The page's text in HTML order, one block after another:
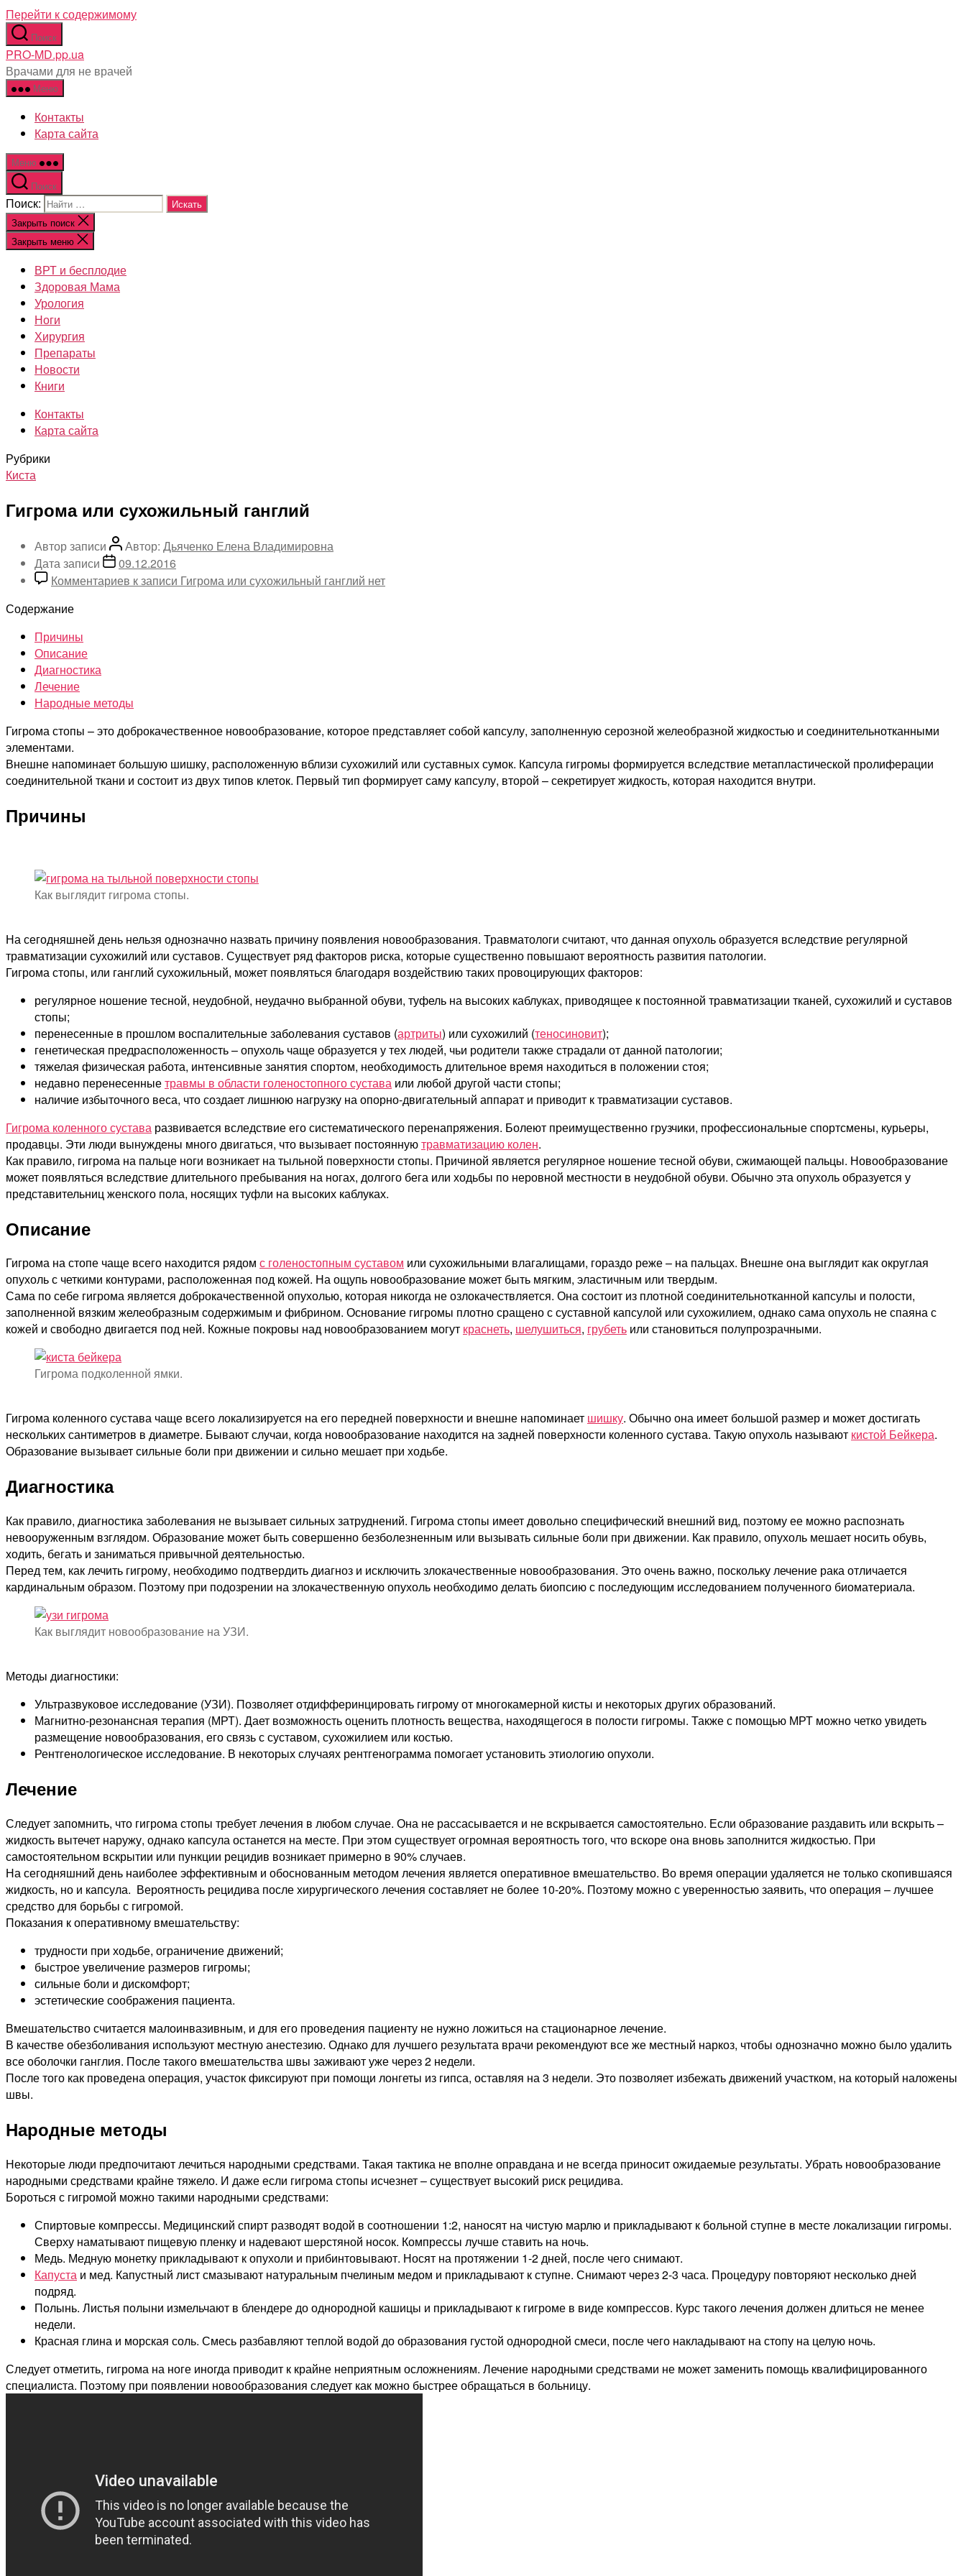
Перейти к содержимому
Поиск
PRO-MD.pp.ua
Врачами для не врачей
Меню
Контакты
Карта сайта
Меню
Поиск
Поиск:
Закрыть поиск
Закрыть меню
ВРТ и бесплодие
Здоровая Мама
Урология
Ноги
Хирургия
Препараты
Новости
Книги
Контакты
Карта сайта
Рубрики
Киста
Гигрома или сухожильный ганглий
Автор записи Автор: Дьяченко Елена Владимировна
Дата записи
09.12.2016
Комментариев к записи Гигрома или сухожильный ганглий нет
Содержание
Причины
Описание
Диагностика
Лечение
Народные методы
Гигрома стопы – это доброкачественное новообразование, которое представляет собой капсулу, заполненную серозной желеобразной жидкостью и соединительнотканными
элементами.
Внешне напоминает большую шишку, расположенную вблизи сухожилий или суставных сумок. Капсула гигромы формируется вследствие метапластической пролиферации
соединительной ткани и состоит из двух типов клеток. Первый тип формирует саму капсулу, второй – секретирует жидкость, которая находится внутри.
Причины
Как выглядит гигрома стопы.
На сегодняшней день нельзя однозначно назвать причину появления новообразования. Травматологи считают, что данная опухоль образуется вследствие регулярной
травматизации сухожилий или суставов. Существует ряд факторов риска, которые существенно повышают вероятность развития патологии.
Гигрома стопы, или ганглий сухожильный, может появляться благодаря воздействию таких провоцирующих факторов:
регулярное ношение тесной, неудобной, неудачно выбранной обуви, туфель на высоких каблуках, приводящее к постоянной травматизации тканей, сухожилий и суставов
стопы;
перенесенные в прошлом воспалительные заболевания суставов (артриты) или сухожилий (теносиновит);
генетическая предрасположенность – опухоль чаще образуется у тех людей, чьи родители также страдали от данной патологии;
тяжелая физическая работа, интенсивные занятия спортом, необходимость длительное время находиться в положении стоя;
недавно перенесенныетравмы в области голеностопного сустава или любой другой части стопы;
наличие избыточного веса, что создает лишнюю нагрузку на опорно-двигательный аппарат и приводит к травматизации суставов.
Гигрома коленного сустава развивается вследствие его систематического перенапряжения. Болеют преимущественно грузчики, профессиональные спортсмены, курьеры,
продавцы. Эти люди вынуждены много двигаться, что вызывает постояннуютравматизацию колен.
Как правило, гигрома на пальце ноги возникает на тыльной поверхности стопы. Причиной является регулярное ношение тесной обуви, сжимающей пальцы. Новообразование
может появляться вследствие длительного пребывания на ногах, долгого бега или ходьбы по неровной местности в неудобной обуви. Обычно эта опухоль образуется у
представительниц женского пола, носящих туфли на высоких каблуках.
Описание
Гигрома на стопе чаще всего находится рядом с голеностопным суставом или сухожильными влагалищами, гораздо реже – на пальцах. Внешне она выглядит как округлая
опухоль с четкими контурами, расположенная под кожей. На ощупь новообразование может быть мягким, эластичным или твердым.
Сама по себе гигрома является доброкачественной опухолью, которая никогда не озлокачествляется. Она состоит из плотной соединительнотканной капсулы и полости,
заполненной вязким желеобразным содержимым и фибрином. Основание гигромы плотно сращено с суставной капсулой или сухожилием, однако сама опухоль не спаяна с
кожей и свободно двигается под ней. Кожные покровы над новообразованием могут краснеть, шелушиться, грубеть или становиться полупрозрачными.
Гигрома подколенной ямки.
Гигрома коленного сустава чаще всего локализируется на его передней поверхности и внешне напоминает шишку. Обычно она имеет большой размер и может достигать
нескольких сантиметров в диаметре. Бывают случаи, когда новообразование находится на задней поверхности коленного сустава. Такую опухоль называют кистой Бейкера.
Образование вызывает сильные боли при движении и сильно мешает при ходьбе.
Диагностика
Как правило, диагностика заболевания не вызывает сильных затруднений. Гигрома стопы имеет довольно специфический внешний вид, поэтому ее можно распознать
невооруженным взглядом. Образование может быть совершенно безболезненным или вызывать сильные боли при движении. Как правило, опухоль мешает носить обувь,
ходить, бегать и заниматься привычной деятельностью.
Перед тем, как лечить гигрому, необходимо подтвердить диагноз и исключить злокачественные новообразования. Это очень важно, поскольку лечение рака отличается
кардинальным образом. Поэтому при подозрении на злокачественную опухоль необходимо делать биопсию с последующим исследованием полученного биоматериала.
Как выглядит новообразование на УЗИ.
Методы диагностики:
Ультразвуковое исследование (УЗИ). Позволяет отдифферинцировать гигрому от многокамерной кисты и некоторых других образований.
Магнитно-резонансная терапия (МРТ). Дает возможность оценить плотность вещества, находящегося в полости гигромы. Также с помощью МРТ можно четко увидеть
размещение новообразования, его связь с суставом, сухожилием или костью.
Рентгенологическое исследование. В некоторых случаях рентгенограмма помогает установить этиологию опухоли.
Лечение
Следует запомнить, что гигрома стопы требует лечения в любом случае. Она не рассасывается и не вскрывается самостоятельно. Если образование раздавить или вскрыть –
жидкость вытечет наружу, однако капсула останется на месте. При этом существует огромная вероятность того, что вскоре она вновь заполнится жидкостью. При
самостоятельном вскрытии или пункции рецидив возникает примерно в 90% случаев.
На сегодняшний день наиболее эффективным и обоснованным методом лечения является оперативное вмешательство. Во время операции удаляется не только скопившаяся
жидкость, но и капсула. Вероятность рецидива после хирургического лечения составляет не более 10-20%. Поэтому можно с уверенностью заявить, что операция – лучшее
средство для борьбы с гигромой.
Показания к оперативному вмешательству:
трудности при ходьбе, ограничение движений;
быстрое увеличение размеров гигромы;
сильные боли и дискомфорт;
эстетические соображения пациента.
Вмешательство считается малоинвазивным, и для его проведения пациенту не нужно ложиться на стационарное лечение.
В качестве обезболивания используют местную анестезию. Однако для лучшего результата врачи рекомендуют все же местный наркоз, чтобы однозначно можно было удалить
все оболочки ганглия. После такого вмешательства швы заживают уже через 2 недели.
После того как проведена операция, участок фиксируют при помощи лонгеты из гипса, оставляя на 3 недели. Это позволяет избежать движений участком, на который наложены
швы.
Народные методы
Некоторые люди предпочитают лечиться народными средствами. Такая тактика не вполне оправдана и не всегда приносит ожидаемые результаты. Убрать новообразование
народными средствами крайне тяжело. И даже если гигрома стопы исчезнет – существует высокий риск рецидива.
Бороться с гигромой можно такими народными средствами:
Спиртовые компрессы. Медицинский спирт разводят водой в соотношении 1:2, наносят на чистую марлю и прикладывают к больной ступне в месте локализации гигромы.
Сверху наматывают пищевую пленку и надевают шерстяной носок. Компрессы лучше ставить на ночь.
Медь. Медную монетку прикладывают к опухоли и прибинтовывают. Носят на протяжении 1-2 дней, после чего снимают.
Капуста и мед. Капустный лист смазывают натуральным пчелиным медом и прикладывают к ступне. Снимают через 2-3 часа. Процедуру повторяют несколько дней
подряд.
Полынь. Листья полыни измельчают в блендере до однородной кашицы и прикладывают к гигроме в виде компрессов. Курс такого лечения должен длиться не менее
недели.
Красная глина и морская соль. Смесь разбавляют теплой водой до образования густой однородной смеси, после чего накладывают на стопу на целую ночь.
Следует отметить, гигрома на ноге иногда приводит к крайне неприятным осложнениям. Лечение народными средствами не может заменить помощь квалифицированного
специалиста. Поэтому при появлении новообразования следует как можно быстрее обращаться в больницу.